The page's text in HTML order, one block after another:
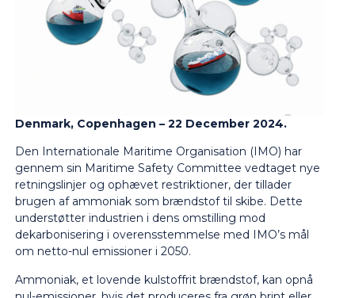
Denmark, Copenhagen – 22 December 2024.
Den Internationale Maritime Organisation (IMO) har
gennem sin Maritime Safety Committee vedtaget nye
retningslinjer og ophævet restriktioner, der tillader
brugen af ammoniak som brændstof til skibe. Dette
understøtter industrien i dens omstilling mod
dekarbonisering i overensstemmelse med IMO’s mål
om netto-nul emissioner i 2050.
Ammoniak, et lovende kulstoffrit brændstof, kan opnå